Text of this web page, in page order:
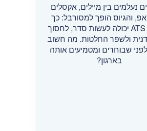
נעלמים בין מיילים, אקסלים
והגיוס הופך למסורבל: כך
מערכת ATS יכולה לעשות סדר, לחסוך
ולשפר החלטות. מה חשוב
שבוחרים ומטמיעים אותה
בארגון?